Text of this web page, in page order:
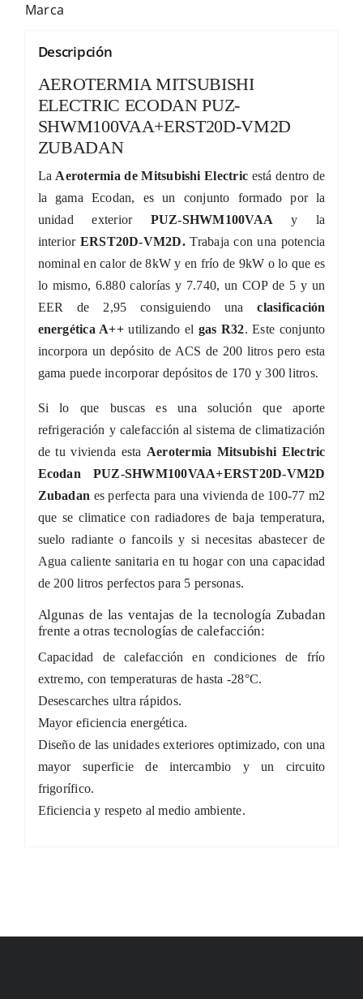
Marca
Descripción
AEROTERMIA MITSUBISHI
ELECTRIC ECODAN PUZ-
SHWM100VAA+ERST20D-VM2D
ZUBADAN
La Aerotermia de Mitsubishi Electric está dentro de
la gama Ecodan, es un conjunto formado por la
unidad exterior PUZ-SHWM100VAAy la
interior ERST20D-VM2D.Trabaja con una potencia
nominal en calor de8kW y en frío de 9kW o lo que es
lo mismo, 6.880 calorías y 7.740, un COP de 5 y un
EER de 2,95 consiguiendo unaclasificación
energética A++ utilizando el gas R32. Este conjunto
incorpora un depósito de ACS de 200 litros pero esta
gama puede incorporar depósitos de 170 y 300 litros.
Si lo que buscas es una solución que aporte
refrigeración y calefacción al sistema de climatización
de tu vivienda esta Aerotermia Mitsubishi Electric
Ecodan PUZ-SHWM100VAA+ERST20D-VM2D
Zubadan es perfecta para una vivienda de 100-77 m2
que se climatice con radiadores de baja temperatura,
suelo radiante o fancoils y si necesitas abastecer de
Agua caliente sanitaria en tu hogar con una capacidad
de 200 litros perfectos para 5 personas.
Algunas de las ventajas de la tecnología Zubadan
frente a otras tecnologías de calefacción:
Capacidad de calefacción en condiciones de frío
extremo, con temperaturas de hasta -28°C.
Desescarches ultra rápidos.
Mayor eficiencia energética.
Diseño de las unidades exteriores optimizado, con una
mayor superficie de intercambio y un circuito
frigorífico.
Eficiencia y respeto al medio ambiente.